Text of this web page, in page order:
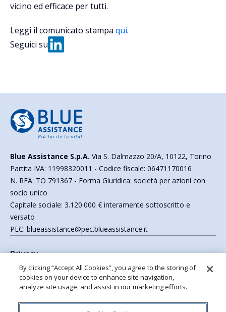
vicino ed efficace per tutti.
Leggi il comunicato stampa qui.
Seguici su
Blue Assistance S.p.A. Via S. Dalmazzo 20/A, 10122, Torino
Partita IVA: 11998320011 - Codice fiscale: 06471170016
N. REA: TO 791367 - Forma Giuridica: società per azioni con
socio unico
Capitale sociale: 3.120.000 € interamente sottoscritto e
versato
PEC: blueassistance@pec.blueassistance.it
Privacy
Cookie Policy
Accessibilità
Mappa del sito
Gestione dei consensi e oblio
By clicking “Accept All Cookies”, you agree to the storing of
cookies on your device to enhance site navigation,
analyze site usage, and assist in our marketing efforts.